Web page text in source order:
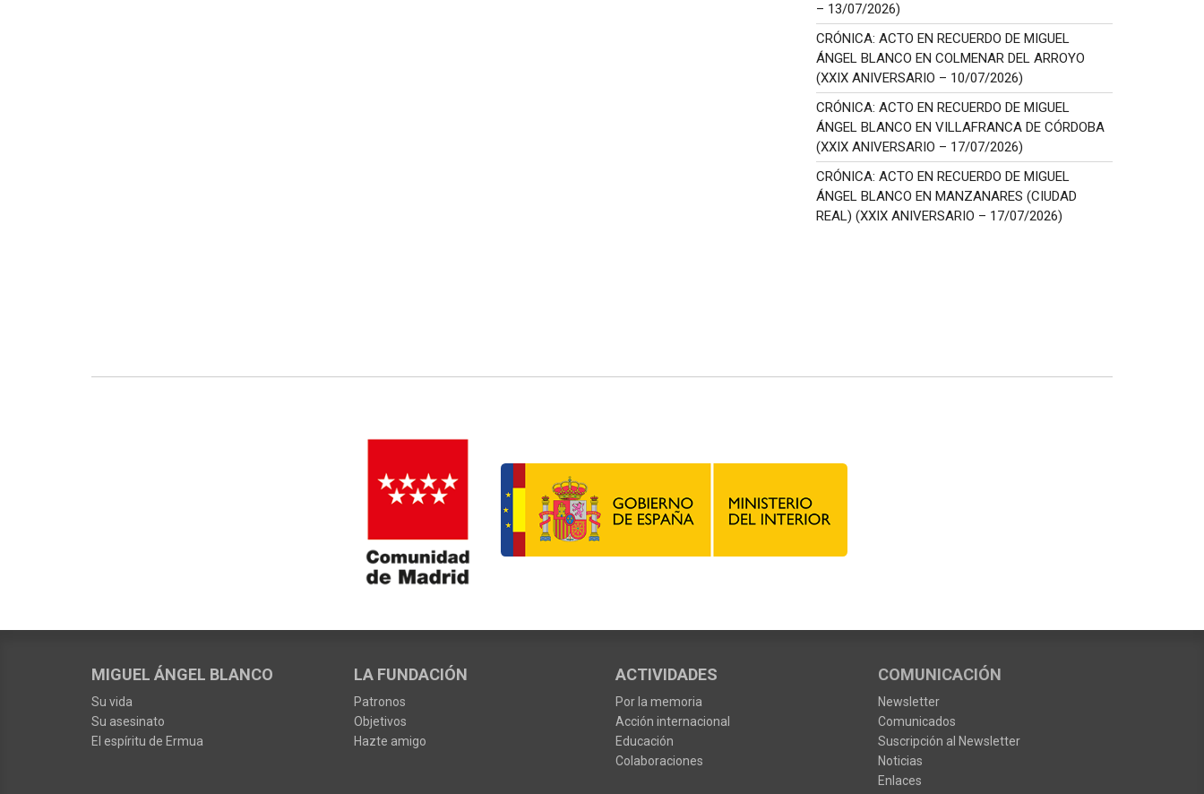
– 13/07/2026)
CRÓNICA: ACTO EN RECUERDO DE MIGUEL
ÁNGEL BLANCO EN COLMENAR DEL ARROYO
(XXIX ANIVERSARIO – 10/07/2026)
CRÓNICA: ACTO EN RECUERDO DE MIGUEL
ÁNGEL BLANCO EN VILLAFRANCA DE CÓRDOBA
(XXIX ANIVERSARIO – 17/07/2026)
CRÓNICA: ACTO EN RECUERDO DE MIGUEL
ÁNGEL BLANCO EN MANZANARES (CIUDAD
REAL) (XXIX ANIVERSARIO – 17/07/2026)
MIGUEL ÁNGEL BLANCO
Su vida
Su asesinato
El espíritu de Ermua
LA FUNDACIÓN
Patronos
Objetivos
Hazte amigo
ACTIVIDADES
Por la memoria
Acción internacional
Educación
Colaboraciones
COMUNICACIÓN
Newsletter
Comunicados
Suscripción al Newsletter
Noticias
Enlaces